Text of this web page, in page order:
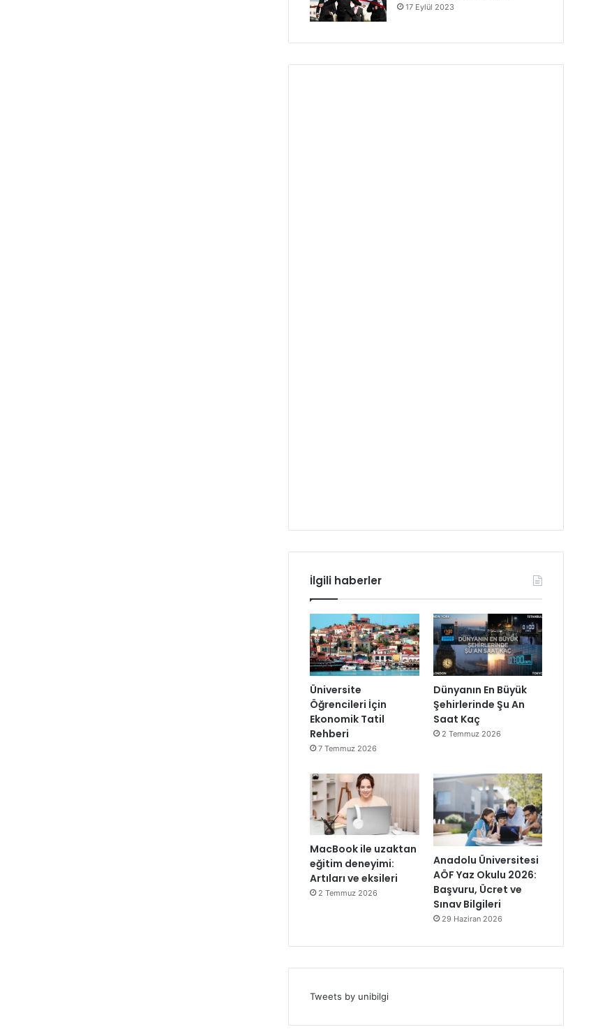
17 Eylül 2023
İlgili haberler
Üniversite
Öğrencileri İçin
Ekonomik Tatil
Rehberi
7 Temmuz 2026
Dünyanın En Büyük
Şehirlerinde Şu An
Saat Kaç
2 Temmuz 2026
MacBook ile uzaktan
eğitim deneyimi:
Artıları ve eksileri
2 Temmuz 2026
Anadolu Üniversitesi
AÖF Yaz Okulu 2026:
Başvuru, Ücret ve
Sınav Bilgileri
29 Haziran 2026
Tweets by unibilgi